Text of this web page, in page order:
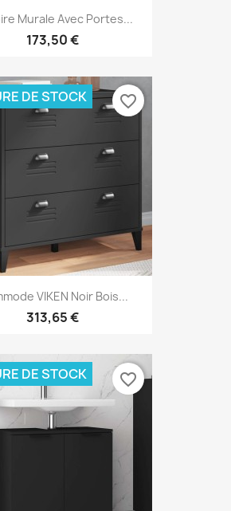
Murale Avec Portes...
173,50 €
VIKEN Noir Bois...
313,65 €
DE STOCK favorite_border
DE STOCK favorite_border